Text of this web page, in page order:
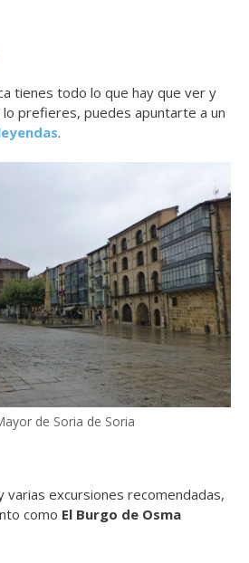
tienes todo lo que hay que ver y
lo prefieres, puedes apuntarte a un
.
de Soria de Soria
varias excursiones recomendadas,
como El Burgo de Osma